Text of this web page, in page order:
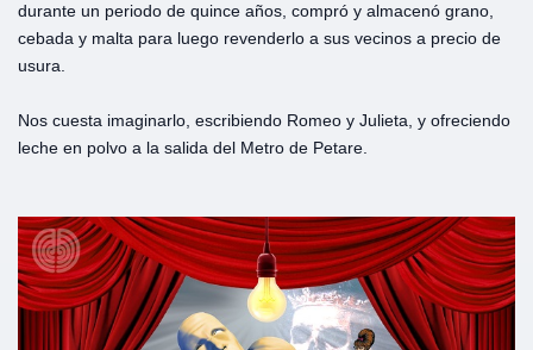
durante un periodo de quince años, compró y almacenó grano,
cebada y malta para luego revenderlo a sus vecinos a precio de
usura.
Nos cuesta imaginarlo, escribiendo Romeo y Julieta, y ofreciendo
leche en polvo a la salida del Metro de Petare.